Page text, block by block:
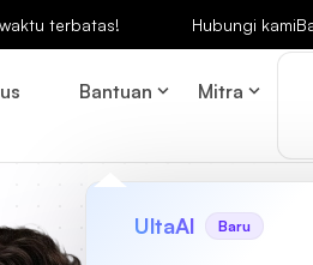
terbatas! Hubungi kami
Bantuan Mitra
UltaAI Baru